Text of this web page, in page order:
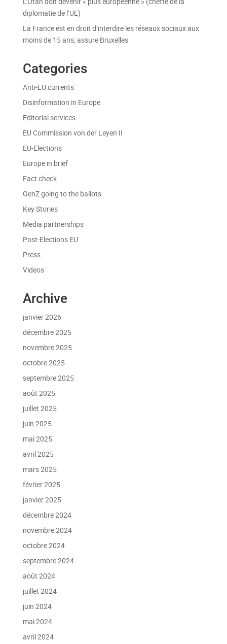
diplomatie de l’UE)
La France est en droit d’interdire les réseaux sociaux aux
moins de 15 ans, assure Bruxelles
Categories
Anti-EU currents
Disinformation in Europe
Editorial services
EU Commission von der Leyen II
EU-Elections
Europe in brief
Fact check
GenZ going to the ballots
Key Stories
Media partnerships
Post-Elections EU
Press
Videos
Archive
janvier 2026
décembre 2025
novembre 2025
octobre 2025
septembre 2025
août 2025
juillet 2025
juin 2025
mai 2025
avril 2025
mars 2025
février 2025
janvier 2025
décembre 2024
novembre 2024
octobre 2024
septembre 2024
août 2024
juillet 2024
juin 2024
mai 2024
avril 2024